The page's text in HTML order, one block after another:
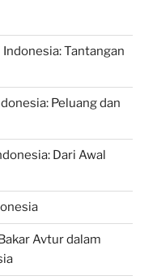
Tantangan
Peluang dan
Dari Awal
Avtur dalam